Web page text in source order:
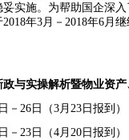
实施。为帮助国企深
2018年3月－ 2018年6月
与实操解析暨物业资
日－26 日（3月23 日报到
日－23 日（4月20 日报到